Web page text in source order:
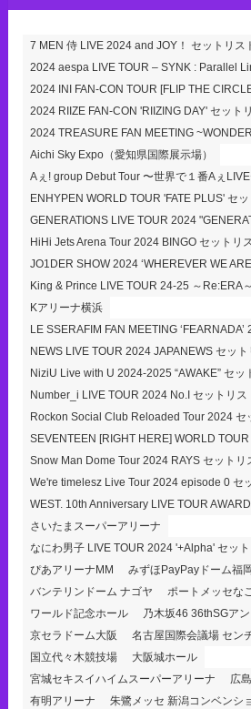
7 MEN 侍 LIVE 2024 and JOY！ セットリス
2024 aespa LIVE TOUR – SYNK : Parallel
2024 INI FAN-CON TOUR [FLIP THE
2024 RIIZE FAN-CON 'RIIZING DAY' セット
2024 TREASURE FAN MEETING
Aichi Sky Expo（愛知県国際展示場）
Aぇ! group Debut Tour 〜世界で１番Aぇ
ENHYPEN WORLD TOUR 'FATE PLUS' セッ
GENERATIONS LIVE TOUR 2024
HiHi Jets Arena Tour 2024 BINGO セットリ
JO1DER SHOW 2024 ‘WHEREVER WE
King & Prince LIVE TOUR 24-25 ～Re:ERA
Kアリーナ横浜
LE SSERAFIM FAN MEETING
NEWS LIVE TOUR 2024 JAPANEWS セット
NiziU Live with U 2024-2025 “AWAKE” セッ
Number_i LIVE TOUR 2024 No.I セットリス
Rockon Social Club Reloaded Tour 2024 セ
SEVENTEEN [RIGHT HERE] WORLD TOUR
Snow Man Dome Tour 2024 RAYS セットリ
We're timelesz Live Tour 2024 episode 0 セ
WEST. 10th Anniversary LIVE TOUR
さいたまスーパーアリーナ
なにわ男子 LIVE TOUR 2024 '+Alpha' セット
ぴあアリーナMM
みずほPayPayドーム福岡
バンテリンドーム ナゴヤ
ポートメッセな
ワールド記念ホール
乃木坂46 36thSGア
京セラドーム大阪
名古屋国際会議場 セン
国立代々木競技場
大阪城ホール
宮城セキスイハイムスーパーアリーナ
広
有明アリーナ
朱鷺メッセ 新潟コンベンシ